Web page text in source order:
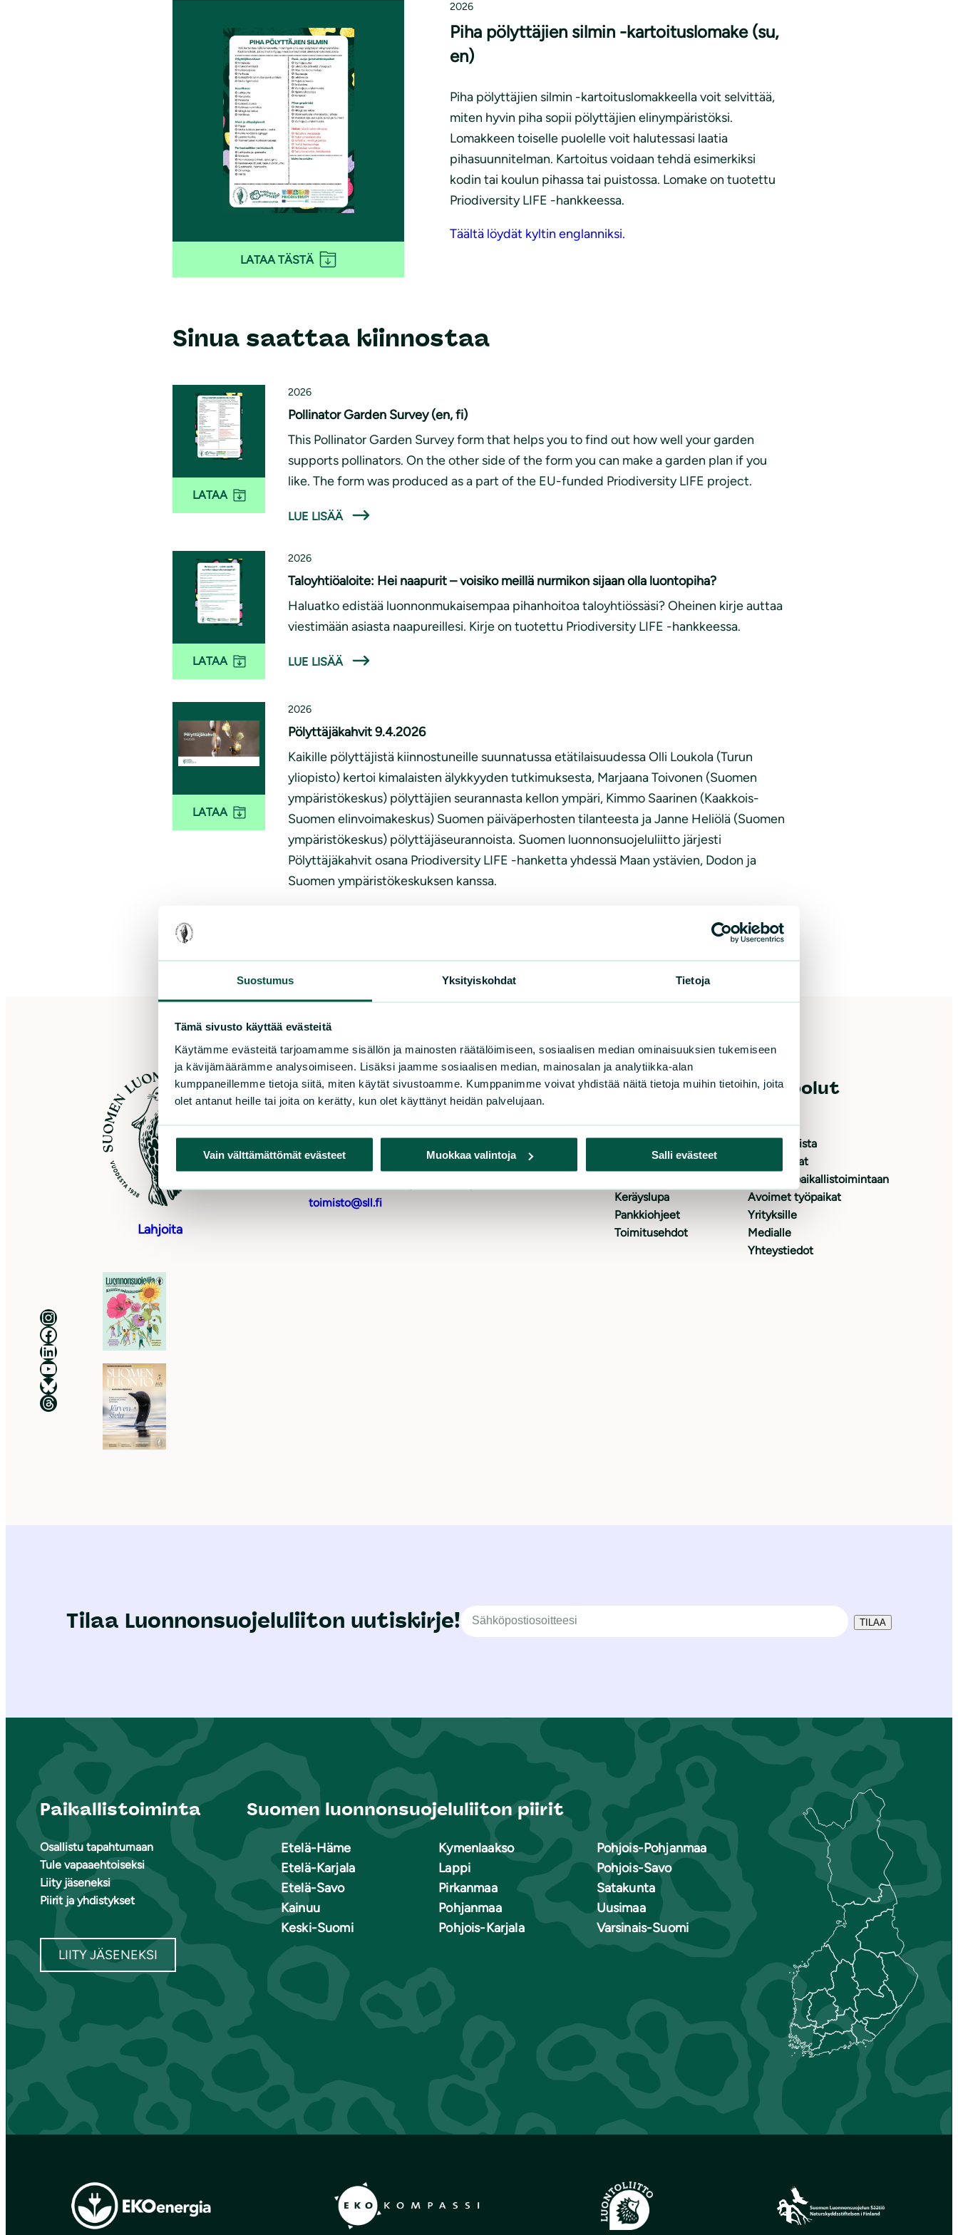
Suostumus Yksityiskohdat Tietoja
Tämä sivusto käyttää evästeitä
Käytämme evästeitä tarjoamamme sisällön ja mainosten räätälöimiseen, sosiaalisen median ominaisuuksien tukemiseen
ja kävijämäärämme analysoimiseen. Lisäksi jaamme sosiaalisen median, mainosalan ja analytiikka-alan
kumppaneillemme tietoja siitä, miten käytät sivustoamme. Kumppanimme voivat yhdistää näitä tietoja muihin tietoihin, joita
olet antanut heille tai joita on kerätty, kun olet käyttänyt heidän palvelujaan.
Vain välttämättömät evästeet Muokkaa valintoja Salli evästeet
LATAA TÄSTÄ
2026
Piha pölyttäjien silmin -kartoituslomake (su,
en)
Piha pölyttäjien silmin -kartoituslomakkeella voit selvittää,
miten hyvin piha sopii pölyttäjien elinympäristöksi.
Lomakkeen toiselle puolelle voit halutessasi laatia
pihasuunnitelman. Kartoitus voidaan tehdä esimerkiksi
kodin tai koulun pihassa tai puistossa. Lomake on tuotettu
Priodiversity LIFE -hankkeessa.
Täältä löydät kyltin englanniksi.
Sinua saattaa kiinnostaa
LATAA
2026
Pollinator Garden Survey (en, fi)
This Pollinator Garden Survey form that helps you to find out how well your garden
supports pollinators. On the other side of the form you can make a garden plan if you
like. The form was produced as a part of the EU-funded Priodiversity LIFE project.
LUE LISÄÄ
LATAA
2026
Taloyhtiöaloite: Hei naapurit – voisiko meillä nurmikon sijaan olla luontopiha?
Haluatko edistää luonnonmukaisempaa pihanhoitoa taloyhtiössäsi? Oheinen kirje auttaa
viestimään asiasta naapureillesi. Kirje on tuotettu Priodiversity LIFE -hankkeessa.
LUE LISÄÄ
LATAA
2026
Pölyttäjäkahvit 9.4.2026
Kaikille pölyttäjistä kiinnostuneille suunnatussa etätilaisuudessa Olli Loukola (Turun
yliopisto) kertoi kimalaisten älykkyyden tutkimuksesta, Marjaana Toivonen (Suomen
ympäristökeskus) pölyttäjien seurannasta kellon ympäri, Kimmo Saarinen (Kaakkois-
Suomen elinvoimakeskus) Suomen päiväperhosten tilanteesta ja Janne Heliölä (Suomen
ympäristökeskus) pölyttäjäseurannoista. Suomen luonnonsuojeluliitto järjesti
Pölyttäjäkahvit osana Priodiversity LIFE -hanketta yhdessä Maan ystävien, Dodon ja
Suomen ympäristökeskuksen kanssa.
Lahjoita
Suomen luonnonsuojeluliitto
00580 Helsinki
toimisto@sll.fi
Tue meitä
Lahjoita
Liity jäseneksi
Keräyslupa
Pankkiohjeet
Toimitusehdot
Oikopolut
Etusivu
Ajankohtaista
Tapahtumat
Osallistu paikallistoimintaan
Avoimet työpaikat
Yrityksille
Medialle
Yhteystiedot
Luonnonsuojeluliitto Instagramissa
Luonnonsuojeluliitto Facebookissa
Luonnonsuojeluliitto LinkedInissä
Luonnonsuojeluliiton YouTube-kanava
Luonnonsuojeluliitto Blueskyssa
Luonnonsuojeluliitto Threadsissa
Tilaa Luonnonsuojeluliiton uutiskirje! TILAA
Paikallistoiminta
Osallistu tapahtumaan
Tule vapaaehtoiseksi
Liity jäseneksi
Piirit ja yhdistykset
LIITY JÄSENEKSI
Suomen luonnonsuojeluliiton piirit
Etelä-Häme
Etelä-Karjala
Etelä-Savo
Kainuu
Keski-Suomi
Kymenlaakso
Lappi
Pirkanmaa
Pohjanmaa
Pohjois-Karjala
Pohjois-Pohjanmaa
Pohjois-Savo
Satakunta
Uusimaa
Varsinais-Suomi